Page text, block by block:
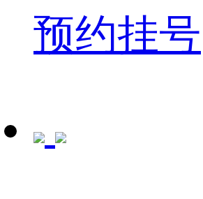
预约挂号